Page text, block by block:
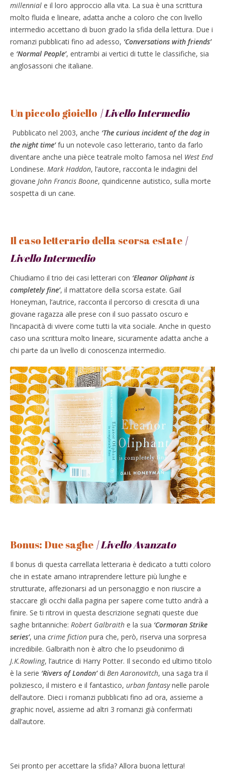
millennial e il loro approccio alla vita. La sua è una scrittura
molto fluida e lineare, adatta anche a coloro che con livello
intermedio accettano di buon grado la sfida della lettura. Due i
romanzi pubblicati fino ad adesso, ‘Conversations with friends’
e ‘Normal People’, entrambi ai vertici di tutte le classifiche, sia
anglosassoni che italiane.
Un piccolo gioiello | Livello Intermedio
Pubblicato nel 2003, anche ‘The curious incident of the dog in
the night time’ fu un notevole caso letterario, tanto da farlo
diventare anche una pièce teatrale molto famosa nel West End
Londinese. Mark Haddon, l’autore, racconta le indagini del
giovane John Francis Boone, quindicenne autistico, sulla morte
sospetta di un cane.
Il caso letterario della scorsa estate |
Livello Intermedio
Chiudiamo il trio dei casi letterari con ‘Eleanor Oliphant is
completely fine’, il mattatore della scorsa estate. Gail
Honeyman, l’autrice, racconta il percorso di crescita di una
giovane ragazza alle prese con il suo passato oscuro e
l’incapacità di vivere come tutti la vita sociale. Anche in questo
caso una scrittura molto lineare, sicuramente adatta anche a
chi parte da un livello di conoscenza intermedio.
Bonus: Due saghe | Livello Avanzato
Il bonus di questa carrellata letteraria è dedicato a tutti coloro
che in estate amano intraprendere letture più lunghe e
strutturate, affezionarsi ad un personaggio e non riuscire a
staccare gli occhi dalla pagina per sapere come tutto andrà a
finire. Se ti ritrovi in questa descrizione segnati queste due
saghe britanniche: Robert Galbraith e la sua ‘Cormoran Strike
series’, una crime fiction pura che, però, riserva una sorpresa
incredibile. Galbraith non è altro che lo pseudonimo di
J.K.Rowling, l’autrice di Harry Potter. Il secondo ed ultimo titolo
è la serie ‘Rivers of London’di Ben Aaronovitch, una saga tra il
poliziesco, il mistero e il fantastico, urban fantasynelle parole
dell’autore. Dieci i romanzi pubblicati fino ad ora, assieme a
graphic novel, assieme ad altri 3 romanzi già confermati
dall’autore.
Sei pronto per accettare la sfida? Allora buona lettura!